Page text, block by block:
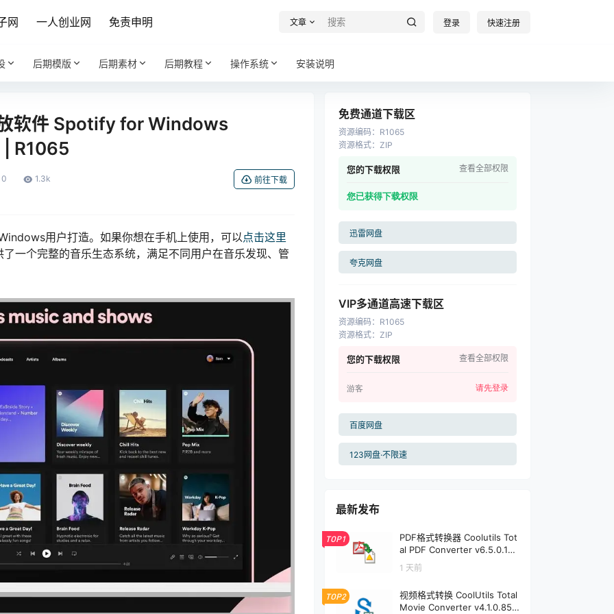
网 一人创业网 免责申明 文章 登录 快速注册
后期模版 后期素材 后期教程 操作系统 安装说明
软件 Spotify for Windows
R1065
0 1.3k 前往下载
用户打造。如果你想在手机上使用，可以点击这里
一个完整的音乐生态系统，满足不同用户在音乐发现、管
免费通道下载区
资源编码： R1065
资源格式： ZIP
您的下载权限 查看全部权限
您已获得下载权限
迅雷网盘
夸克网盘
VIP多通道高速下载区
资源编码： R1065
资源格式： ZIP
您的下载权限 查看全部权限
游客 请先登录
百度网盘
123网盘·不限速
最新发布
TOP1
PDF格式转换器 Coolutils Tot
al PDF Converter v6.5.0.191
| 软件个锤子 | R1912
1 天前
TOP2
视频格式转换 CoolUtils Total
Movie Converter v4.1.0.85 |